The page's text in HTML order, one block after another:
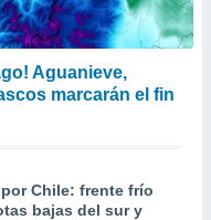
Aguanieve,
marcarán el fin
Chile: frente frío
bajas del sur y